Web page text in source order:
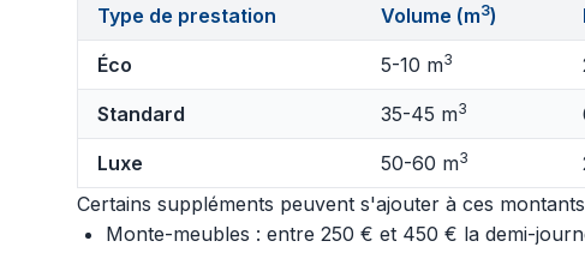
Type de prestation
Volume (m3)
Éco 5-10 m3
Standard 35-45 m3
Luxe 50-60 m3
Certains suppléments peuvent s'ajouter à ces
Monte-meubles : entre 250 € et 450 € la demi-